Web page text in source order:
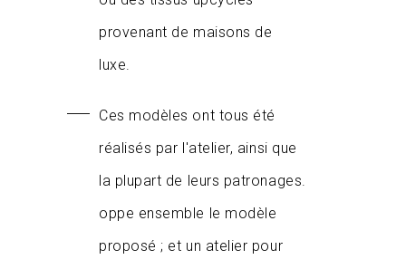
provenant de maisons de
luxe.
Ces modèles ont tous été
réalisés par l'atelier, ainsi que
la plupart de leurs patronages.
oppe ensemble le modèle
proposé ; et un atelier pour